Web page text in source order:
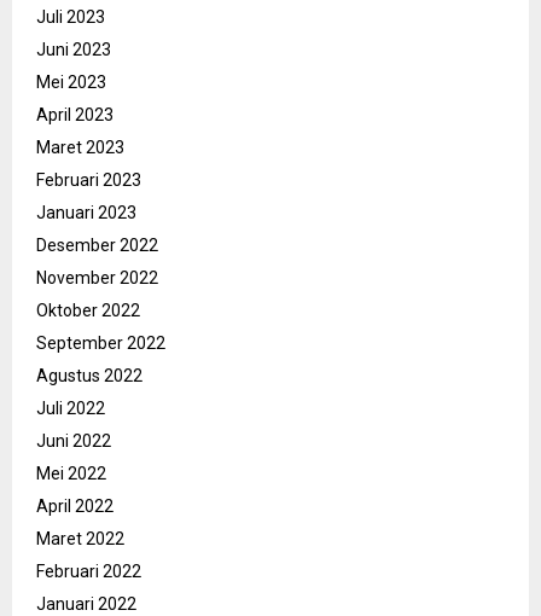
Juli 2023
Juni 2023
Mei 2023
April 2023
Maret 2023
Februari 2023
Januari 2023
Desember 2022
November 2022
Oktober 2022
September 2022
Agustus 2022
Juli 2022
Juni 2022
Mei 2022
April 2022
Maret 2022
Februari 2022
Januari 2022